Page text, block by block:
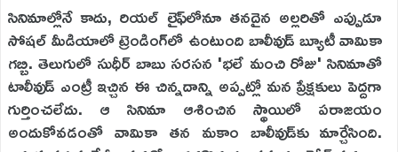
సినిమాల్లోనే కాదు, రియల్ లైఫ్‌లోనూ తనదైన అల్లరితో ఎప్పుడూ
సోషల్ మీడియాలో ట్రెండింగ్‌లో ఉంటుంది బాలీవుడ్ బ్యూటీ వామికా
గబ్బి. తెలుగులో సుధీర్ బాబు సరసన 'భలే మంచి రోజు' సినిమాతో
టాలీవుడ్‌ ఎంట్రీ ఇచ్చిన ఈ చిన్నదాన్ని అప్పట్లో మన ప్రేక్షకులు పెద్దగా
గుర్తించలేదు. ఆ సినిమా ఆశించిన స్థాయిలో పరాజయం
అందుకోవడంతో వామికా తన మకాం బాలీవుడ్‌కు మార్చేసింది.